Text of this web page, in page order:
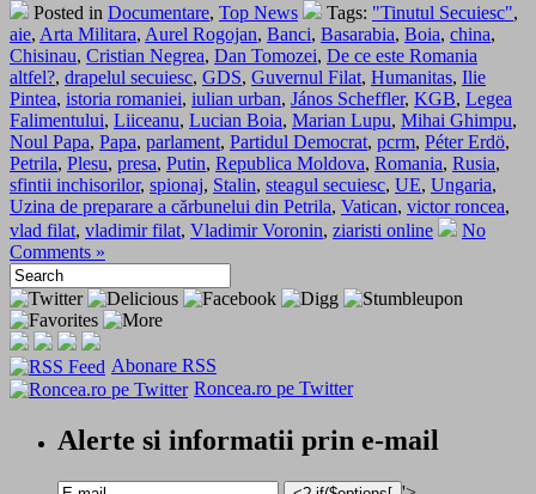
Posted in Documentare, Top News Tags: "Tinutul Secuiesc",
aie, Arta Militara, Aurel Rogojan, Banci, Basarabia, Boia, china,
Chisinau, Cristian Negrea, Dan Tomozei, De ce este Romania
altfel?, drapelul secuiesc, GDS, Guvernul Filat, Humanitas, Ilie
Pintea, istoria romaniei, iulian urban, János Scheffler, KGB, Legea
Falimentului, Liiceanu, Lucian Boia, Marian Lupu, Mihai Ghimpu,
Noul Papa, Papa, parlament, Partidul Democrat, pcrm, Péter Erdö,
Petrila, Plesu, presa, Putin, Republica Moldova, Romania, Rusia,
sfintii inchisorilor, spionaj, Stalin, steagul secuiesc, UE, Ungaria,
Uzina de preparare a cărbunelui din Petrila, Vatican, victor roncea,
vlad filat, vladimir filat, Vladimir Voronin, ziaristi online
No
Comments »
Abonare RSS
Roncea.ro pe Twitter
Alerte si informatii prin e-mail